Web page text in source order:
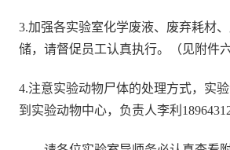
3.加强各实验室化学废液、废弃耗材
储，请督促员工认真执行。（见附件六
4.注意实验动物尸体的处理方式，实
到实验动物中心，负责人李利